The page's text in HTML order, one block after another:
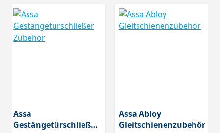
Assa
Gestängetürschließer
Assa Abloy
Gleitschienenzubehör